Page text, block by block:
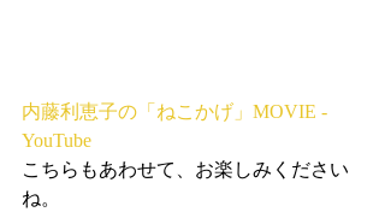
内藤利恵子の「ねこかげ」MOVIE -
YouTube
こちらもあわせて、お楽しみください
ね。